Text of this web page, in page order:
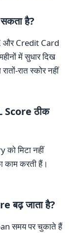
है?
और Credit Card
में सुधार दिख
रात स्कोर नहीं
Score ठीक
मिटा नहीं
काम करती हैं।
बढ़ जाता है?
समय पर चुकाते हैं